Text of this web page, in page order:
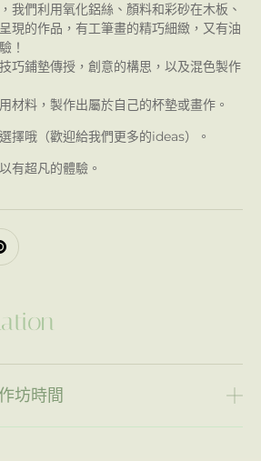
我們利用氧化鋁絲、顏料和彩砂在木板、
現的作品，有工筆畫的精巧細緻，又有油
！
巧鋪墊傳授，創意的構思，以及混色製作
材料，製作出屬於自己的杯墊或畫作。
擇哦（歡迎給我們更多的ideas）。
有超凡的體驗。
坊時間